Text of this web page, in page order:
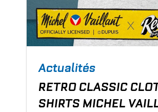
Actualités
RETRO CLASSIC
SHIRTS MICHEL